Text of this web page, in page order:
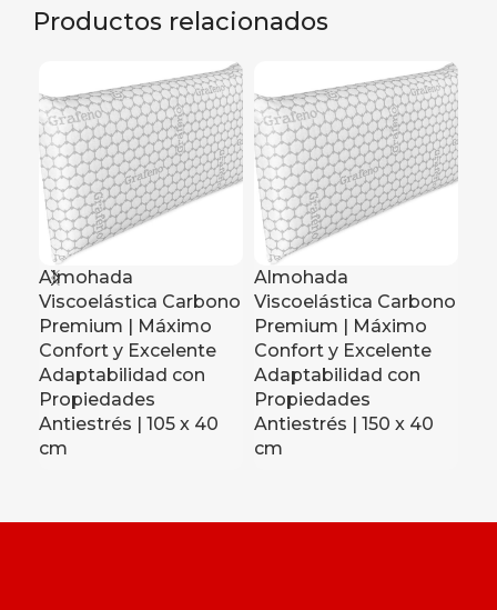
Productos relacionados
Almohada
Viscoelástica Carbono
Premium | Máximo
Confort y Excelente
Adaptabilidad con
Propiedades
Antiestrés | 105 x 40
cm
Almohada
Viscoelástica Carbono
Premium | Máximo
Confort y Excelente
Adaptabilidad con
Propiedades
Antiestrés | 150 x 40
cm